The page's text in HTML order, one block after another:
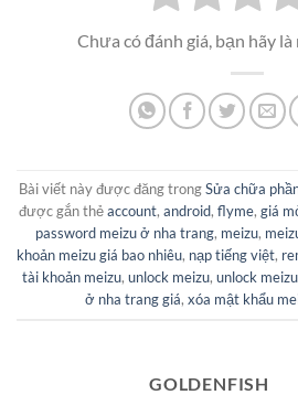
Chưa có đánh giá, bạn hãy
Bài viết này được đăng trongSửa chữa
được gắn thẻaccount, android, flyme, giá
password meizu ở nha trang, meizu,
khoản meizu giá bao nhiêu, nạp tiếng việt,
tài khoản meizu, unlock meizu, unlock
ở nha trang giá, xóa mật khẩu
GOLDENFISH